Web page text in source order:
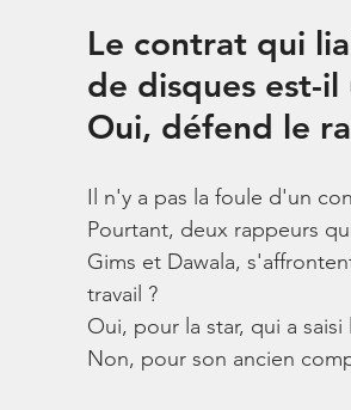
Le contrat qui
de disques est-
Oui, défend le
Il n'y a pas la foule d'un
Pourtant, deux rappeurs
Gims et Dawala,
travail ?
Oui, pour la star, qui a
Non, pour son ancien